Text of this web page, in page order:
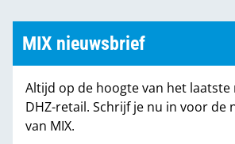
MIX nieuwsbrief
Altijd op de hoogte van het laatste
DHZ-retail. Schrijf je nu in voor de
van MIX.